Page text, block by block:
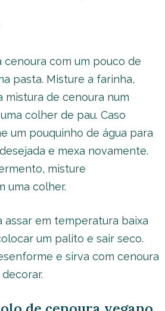
cenoura com um pouco de
pasta. Misture a farinha,
mistura de cenoura num
colher de pau. Caso
um pouquinho de água para
e mexa novamente.
misture
uma colher.
assar em temperatura baixa
um palito e sair seco.
e sirva com cenoura